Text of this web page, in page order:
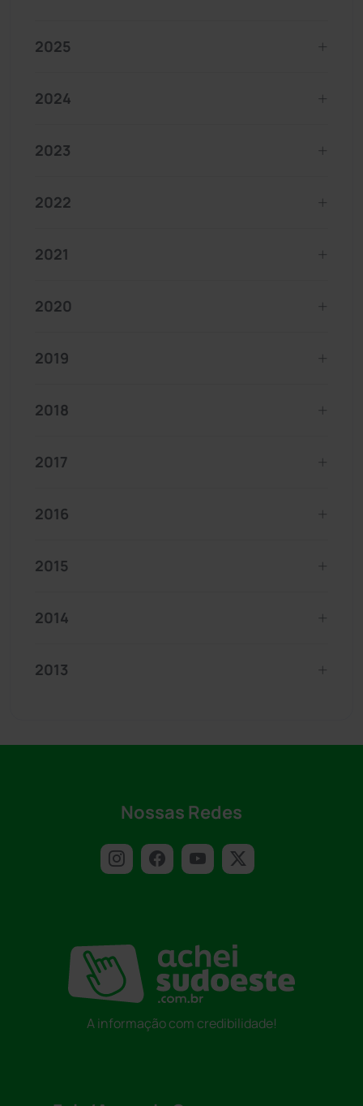
2025
2024
2023
2022
2021
2020
2019
2018
2017
2016
2015
2014
2013
Nossas Redes
A informação com credibilidade!